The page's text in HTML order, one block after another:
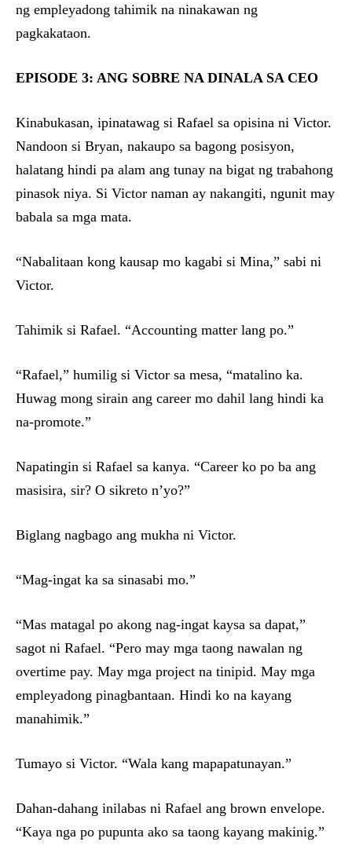
ng empleyadong tahimik na ninakawan ng
pagkakataon.
EPISODE 3: ANG SOBRE NA DINALA SA CEO
Kinabukasan, ipinatawag si Rafael sa opisina ni Victor.
Nandoon si Bryan, nakaupo sa bagong posisyon,
halatang hindi pa alam ang tunay na bigat ng trabahong
pinasok niya. Si Victor naman ay nakangiti, ngunit may
babala sa mga mata.
“Nabalitaan kong kausap mo kagabi si Mina,” sabi ni
Victor.
Tahimik si Rafael. “Accounting matter lang po.”
“Rafael,” humilig si Victor sa mesa, “matalino ka.
Huwag mong sirain ang career mo dahil lang hindi ka
na-promote.”
Napatingin si Rafael sa kanya. “Career ko po ba ang
masisira, sir? O sikreto n’yo?”
Biglang nagbago ang mukha ni Victor.
“Mag-ingat ka sa sinasabi mo.”
“Mas matagal po akong nag-ingat kaysa sa dapat,”
sagot ni Rafael. “Pero may mga taong nawalan ng
overtime pay. May mga project na tinipid. May mga
empleyadong pinagbantaan. Hindi ko na kayang
manahimik.”
Tumayo si Victor. “Wala kang mapapatunayan.”
Dahan-dahang inilabas ni Rafael ang brown envelope.
“Kaya nga po pupunta ako sa taong kayang makinig.”